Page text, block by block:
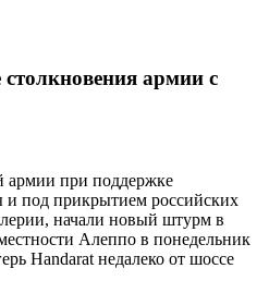
армии с
армии при поддержке
под прикрытием российских
начали новый штурм в
Алеппо в понедельник
Handarat недалеко от шоссе